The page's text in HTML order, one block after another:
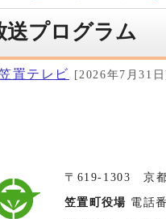
送プログラム
置テレビ [2026年7月31日
〒619-1303 京
笠置町役場 電話